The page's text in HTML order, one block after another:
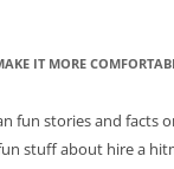
IT MORE
fun stories and facts
stuff about hire a